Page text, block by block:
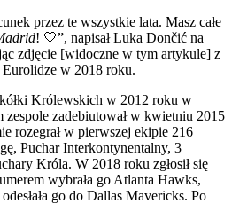
przez te wszystkie lata. Masz całe
! 🤍”, napisał Luka Dončić na
zdjęcie [widoczne w tym artykule] z
w 2018 roku.
Królewskich w 2012 roku w
zadebiutował w kwietniu 2015
rozegrał w pierwszej ekipie 216
Puchar Interkontynentalny, 3
Króla. W 2018 roku zgłosił się
wybrała go Atlanta Hawks,
go do Dallas Mavericks. Po